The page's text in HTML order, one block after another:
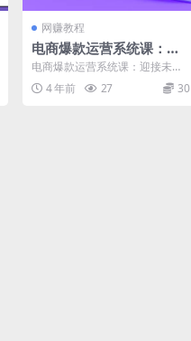
网赚教程
电商爆款运营系统课：迎
接未来10年红利期，拆解
100+爆款产品实操案例
电商爆款运营系统课：迎接未来1
0年红利期，拆解100+爆款产品
实操案例 电商将迎...
4 年前 27 30